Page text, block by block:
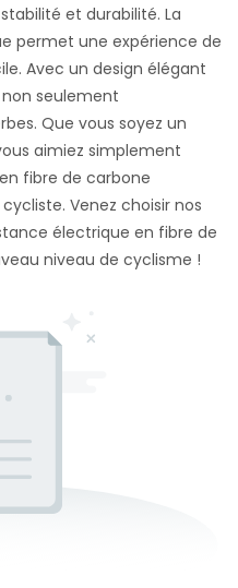
et durabilité. La
permet une expérience de
Avec un design élégant
seulement
Que vous soyez un
aimiez simplement
fibre de carbone
Venez choisir nos
électrique en fibre de
niveau de cyclisme !